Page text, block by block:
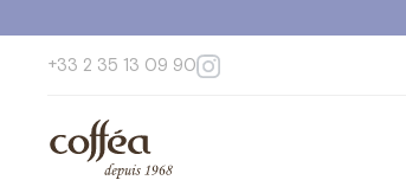
+33 2 35 13 09 90